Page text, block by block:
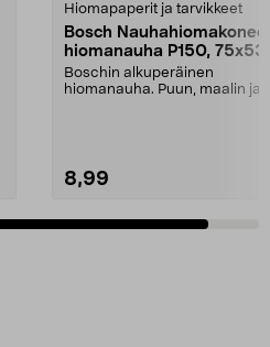
Hiomapaperit ja tarvikkeet
Bosch Nauhahiomakoneen
hiomanauha P150, 75x533
mm, 3 kpl
Boschin alkuperäinen
hiomanauha. Puun, maalin ja
8,99